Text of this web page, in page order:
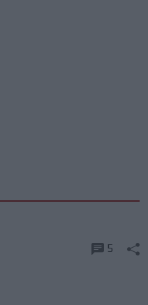
5